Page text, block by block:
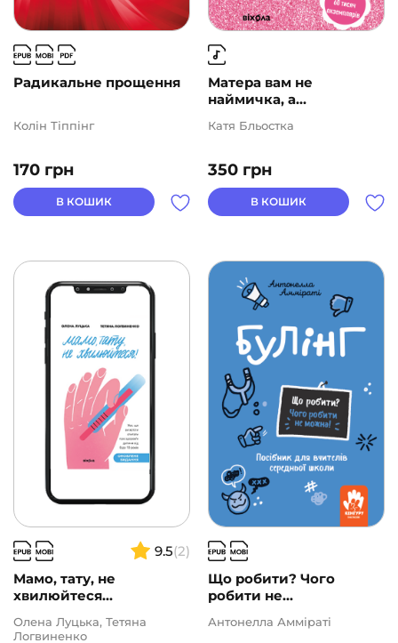
Радикальне прощення
170 грн
Колін Тіппінг
В КОШИК
Матера вам не
наймичка, а...
350 грн
Катя Бльостка
В КОШИК
9.5(2)
Мамо, тату, не
хвилюйтеся...
Олена Луцька, Тетяна
Логвиненко
Що робити? Чого
робити не...
Антонелла Амміраті